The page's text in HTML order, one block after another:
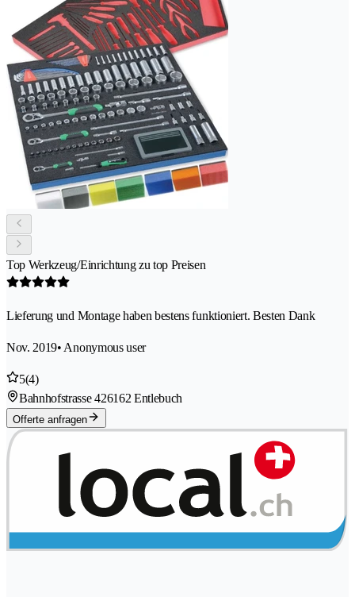
Top Werkzeug/Einrichtung zu top Preisen
Lieferung und Montage haben bestens funktioniert. Besten Dank
Nov. 2019• Anonymous user
5(4)
Bahnhofstrasse 426162 Entlebuch
Offerte anfragen